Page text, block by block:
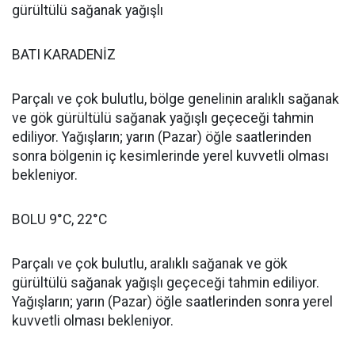
gürültülü sağanak yağışlı
BATI KARADENİZ
Parçalı ve çok bulutlu, bölge genelinin aralıklı sağanak
ve gök gürültülü sağanak yağışlı geçeceği tahmin
ediliyor. Yağışların; yarın (Pazar) öğle saatlerinden
sonra bölgenin iç kesimlerinde yerel kuvvetli olması
bekleniyor.
BOLU 9°C, 22°C
Parçalı ve çok bulutlu, aralıklı sağanak ve gök
gürültülü sağanak yağışlı geçeceği tahmin ediliyor.
Yağışların; yarın (Pazar) öğle saatlerinden sonra yerel
kuvvetli olması bekleniyor.